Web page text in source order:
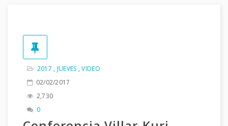
2017 , JUEVES ,VIDEO
02/02/2017
2,730
0